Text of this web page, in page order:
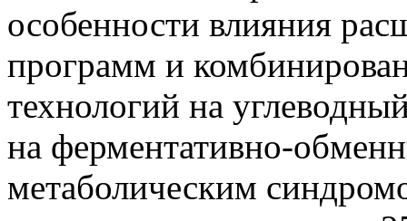
особенности влияния
программ и
технологий на
на ферментативно-
метаболическим